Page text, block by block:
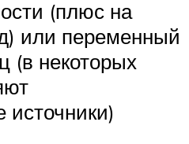
(плюс на
или переменный
(в некоторых
источники)